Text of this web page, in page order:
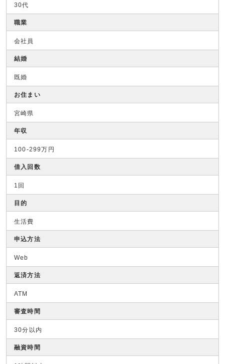
30代
職業
会社員
結婚
既婚
お住まい
宮崎県
年収
100-299万円
借入回数
1回
目的
生活費
申込方法
Web
返済方法
ATM
審査時間
30分以内
融資時間